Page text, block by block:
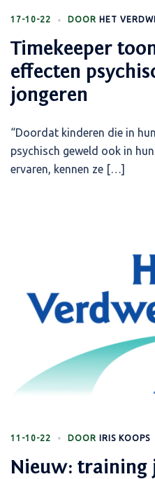
17-10-22 DOOR HET
Timekeeper
effecten
jongeren
“Doordat kinderen die in
psychisch geweld ook in hun
ervaren, kennen ze […]
11-10-22 DOOR IRIS KOOPS
Nieuw: training